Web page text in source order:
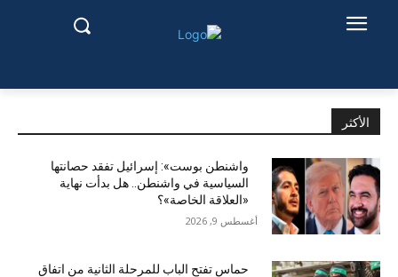
الأكثر
واشنطن بوست»: إسرائيل تفقد حصانتها
السياسية في واشنطن.. هل بدأت نهاية
«العلاقة الخاصة»؟
أغسطس 9, 2026
حماس تفتح الباب للمرحلة الثانية من اتفاق